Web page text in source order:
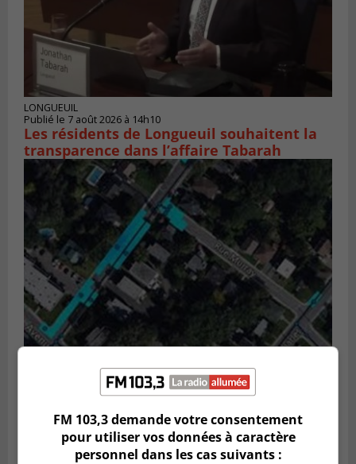
LONGUEUIL
Publié le 7 août 2026 à 14h10
Les résidents de Longueuil souhaitent la
transparence dans l’affaire Tabarah
Publié le 6 août 2026 à 13h45
Greenfield Park veut s’armer contre les
pluies
FM 103,3 demande votre consentement
pour utiliser vos données à caractère
personnel dans les cas suivants :